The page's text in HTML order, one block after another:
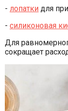
- лопатки для
- силиконовая
Для
сокращает